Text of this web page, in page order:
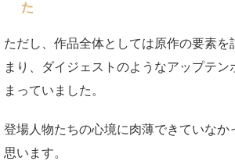
た
ただし、作品全体としては原作の要素を
まり、ダイジェストのようなアップテン
まっていました。
登場人物たちの心境に肉薄できていなか
思います。